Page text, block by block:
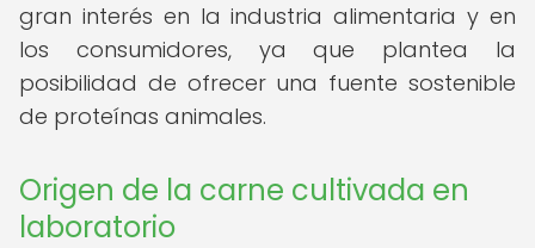
gran interés en la industria alimentaria y en
los consumidores, ya que plantea la
posibilidad de ofrecer una fuente sostenible
de proteínas animales.
Origen de la carne cultivada en
laboratorio